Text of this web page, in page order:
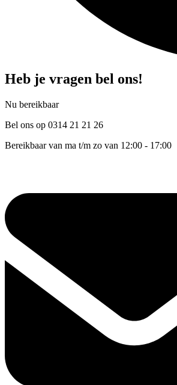
Heb je vragen bel ons!
Nu bereikbaar
Bel ons op 0314 21 21 26
Bereikbaar van ma t/m zo van 12:00 - 17:00